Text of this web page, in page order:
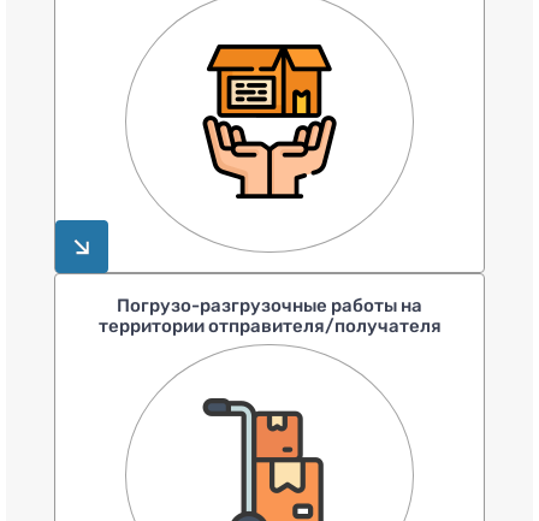
Погрузо-разгрузочные работы на
территории отправителя/получателя